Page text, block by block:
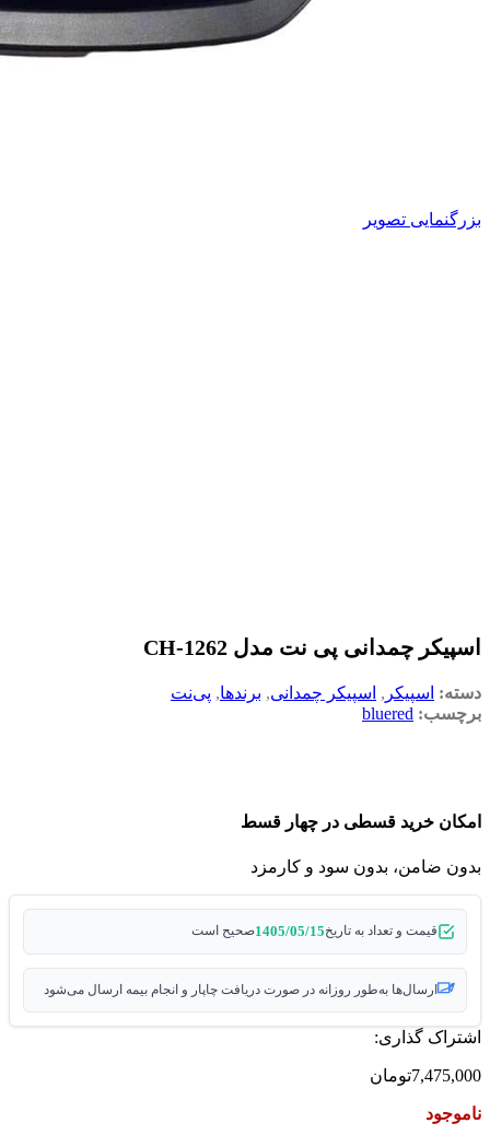
بزرگنمایی تصویر
اسپیکر چمدانی پی نت مدل CH-1262
دسته: اسپیکر , اسپیکر چمدانی, برندها, پی‌نت
برچسب: bluered
امکان خرید قسطی در چهار قسط
بدون ضامن، بدون سود و کارمزد
قیمت و تعداد به تاریخ1405/05/15صحیح است
ارسال‌ها به‌طور روزانه در صورت دریافت چاپار و انجام بیمه ارسال می‌شود
اشتراک گذاری:
7,475,000تومان
ناموجود